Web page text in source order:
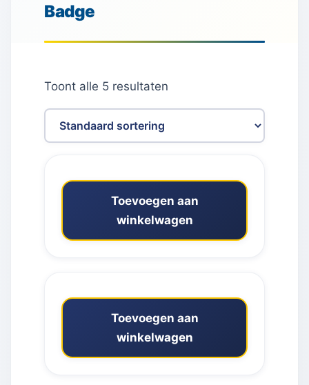
Badge
Toont alle 5 resultaten
Toevoegen aan
winkelwagen
Toevoegen aan
winkelwagen